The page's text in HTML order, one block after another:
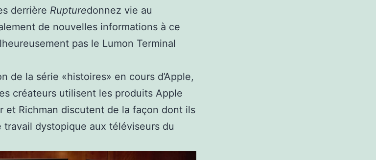
derrière Rupturedonnez vie au
de nouvelles informations à ce
pas le Lumon Terminal
de la série «histoires» en cours d’Apple,
créateurs utilisent les produits Apple
et Richman discutent de la façon dont ils
dystopique aux téléviseurs du